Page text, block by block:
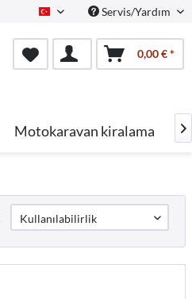
Turkish Servis/Yardım
0,00 € *
Motokaravan kiralama 